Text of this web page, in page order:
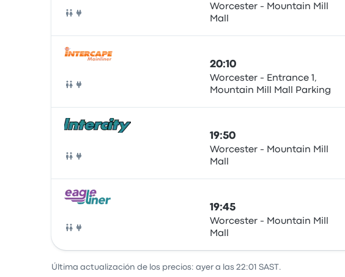
Autobús
Worcester - Mountain Mill
Mall
Autobús
20:10
Worcester - Entrance 1,
Mountain Mill Mall Parking
Autobús
19:50
Worcester - Mountain Mill
Mall
Autobús
19:45
Worcester - Mountain Mill
Mall
Última actualización de los precios: ayer a las 22:01 SAST.